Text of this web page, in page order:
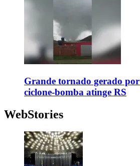
Grande tornado gerado por
ciclone-bomba atinge RS
WebStories